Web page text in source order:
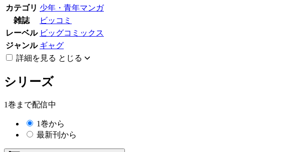
カテゴリ 少年・青年マンガ
雑誌
ビッコミ
レーベル ビッグコミックス
ジャンル ギャグ
詳細を見る とじる
シリーズ
1巻まで配信中
1巻から
最新刊から